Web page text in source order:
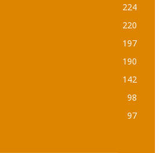
224
220
197
190
142
98
97